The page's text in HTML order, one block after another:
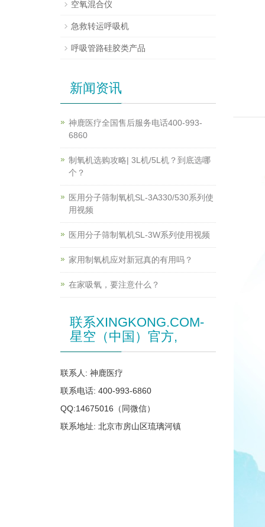
空氧混合仪
急救转运呼吸机
呼吸管路硅胶类产品
新闻资讯
神鹿医疗全国售后服务电话400-993-
6860
制氧机选购攻略| 3L机/5L机？到底选哪
个？
医用分子筛制氧机SL-3A330/530系列使
用视频
医用分子筛制氧机SL-3W系列使用视频
家用制氧机应对新冠真的有用吗？
在家吸氧，要注意什么？
联系XINGKONG.COM-
星空（中国）官方,
联系人: 神鹿医疗
联系电话: 400-993-6860
QQ:14675016（同微信）
联系地址: 北京市房山区琉璃河镇